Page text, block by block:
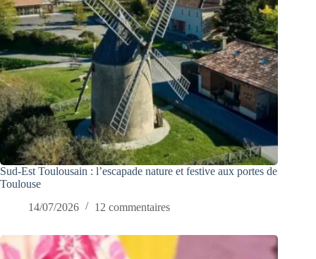
Sud-Est Toulousain : l’escapade nature et festive aux portes de
Toulouse
14/07/2026
12 commentaires